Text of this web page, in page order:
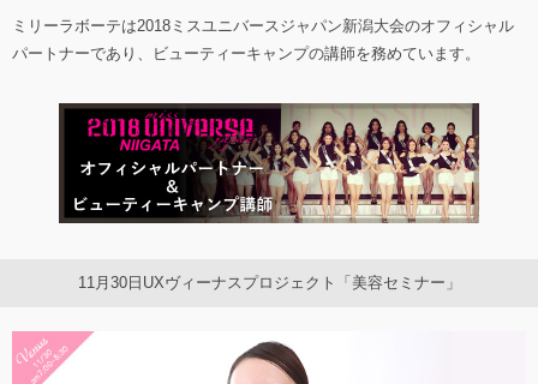
ミリーラボーテは2018ミスユニバースジャパン新潟大会のオフィシャル
パートナーであり、ビューティーキャンプの講師を務めています。
11月30日UXヴィーナスプロジェクト「美容セミナー」